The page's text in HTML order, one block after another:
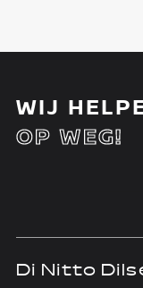
WIJ
OP WEG!
Di Nitto